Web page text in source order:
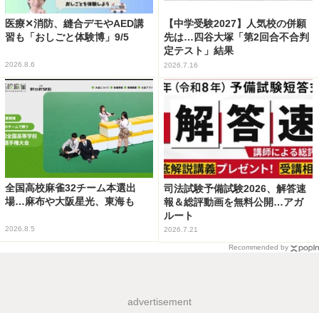
医療✕消防、縫合デモやAED講
習も「おしごと体験博」9/5
2026.8.6
【中学受験2027】人気校の併願
先は…四谷大塚「第2回合不合判
定テスト」結果
2026.7.16
全国高校麻雀32チーム本選出
場…麻布や大阪星光、東海も
2026.8.5
司法試験予備試験2026、解答速
報＆総評動画を無料公開…アガ
ルート
2026.7.21
Recommended by
advertisement